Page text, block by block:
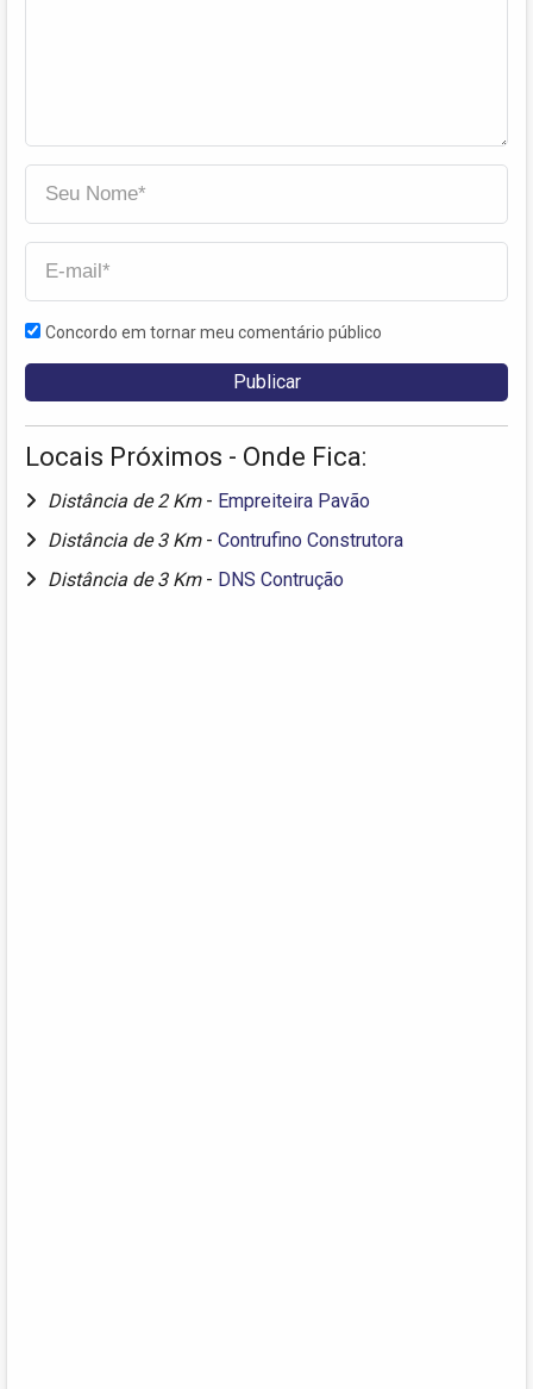
Concordo em tornar meu comentário público
Locais Próximos - Onde Fica:
Distância de 2 Km - Empreiteira Pavão
Distância de 3 Km - Contrufino Construtora
Distância de 3 Km - DNS Contrução